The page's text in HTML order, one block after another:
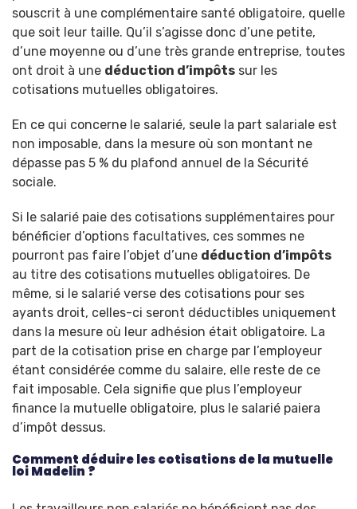
souscrit à une complémentaire santé obligatoire, quelle
que soit leur taille. Qu’il s’agisse donc d’une petite,
d’une moyenne ou d’une très grande entreprise, toutes
ont droit à une déduction d’impôts sur les
cotisations mutuelles obligatoires.
En ce qui concerne le salarié, seule la part salariale est
non imposable, dans la mesure où son montant ne
dépasse pas 5 % du plafond annuel de la Sécurité
sociale.
Si le salarié paie des cotisations supplémentaires pour
bénéficier d’options facultatives, ces sommes ne
pourront pas faire l’objet d’une déduction d’impôts
au titre des cotisations mutuelles obligatoires. De
même, si le salarié verse des cotisations pour ses
ayants droit, celles-ci seront déductibles uniquement
dans la mesure où leur adhésion était obligatoire. La
part de la cotisation prise en charge par l’employeur
étant considérée comme du salaire, elle reste de ce
fait imposable. Cela signifie que plus l’employeur
finance la mutuelle obligatoire, plus le salarié paiera
d’impôt dessus.
Comment déduire les cotisations de la mutuelle
loi Madelin ?